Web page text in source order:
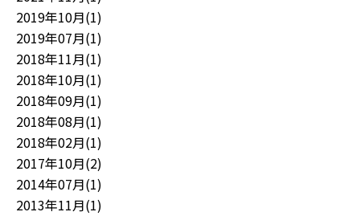
2019年10月(1)
2019年07月(1)
2018年11月(1)
2018年10月(1)
2018年09月(1)
2018年08月(1)
2018年02月(1)
2017年10月(2)
2014年07月(1)
2013年11月(1)